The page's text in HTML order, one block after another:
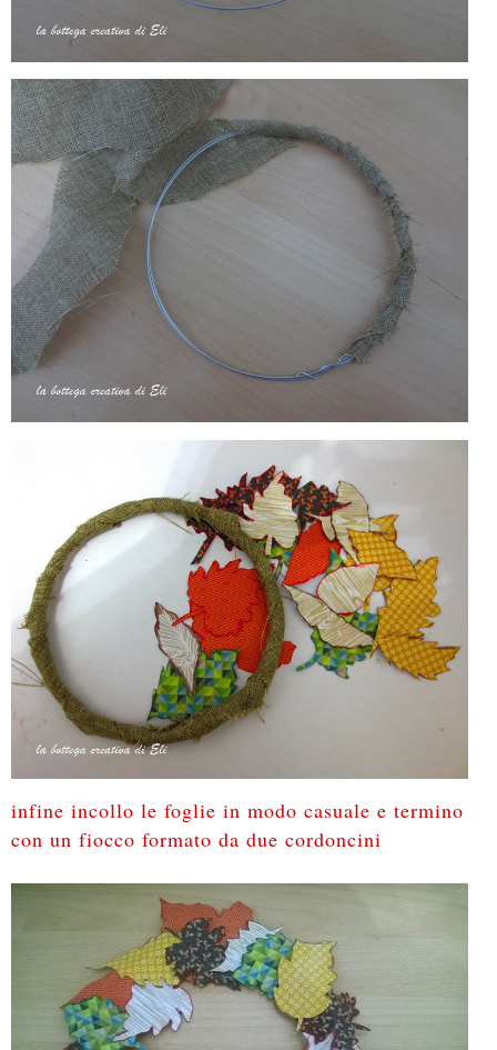
infine incollo le foglie in modo casuale e termino
con un fiocco formato da due cordoncini